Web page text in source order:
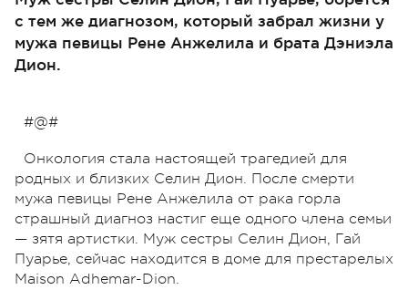
с тем же диагнозом, который забрал жизни у
мужа певицы Рене Анжелила и брата Дэниэла
Дион.
#@#
Онкология стала настоящей трагедией для
родных и близких Селин Дион. После смерти
мужа певицы Рене Анжелила от рака горла
страшный диагноз настиг еще одного члена семьи
— зятя артистки. Муж сестры Селин Дион, Гай
Пуарье, сейчас находится в доме для престарелых
Maison Adhemar-Dion.